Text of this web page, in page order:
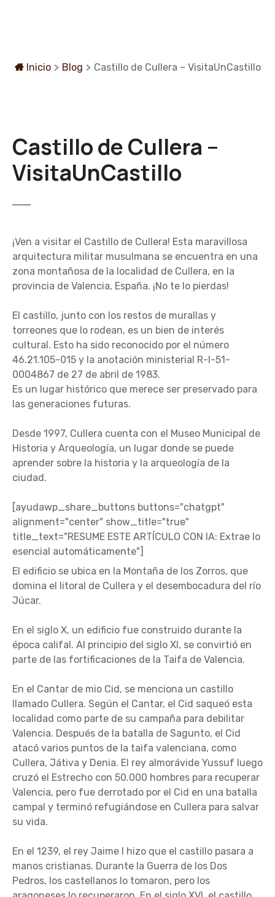
Inicio > Blog > Castillo de Cullera – VisitaUnCastillo
Castillo de Cullera –
VisitaUnCastillo
¡Ven a visitar el Castillo de Cullera! Esta maravillosa
arquitectura militar musulmana se encuentra en una
zona montañosa de la localidad de Cullera, en la
provincia de Valencia, España. ¡No te lo pierdas!
El castillo, junto con los restos de murallas y
torreones que lo rodean, es un bien de interés
cultural. Esto ha sido reconocido por el número
46.21.105-015 y la anotación ministerial R-I-51-
0004867 de 27 de abril de 1983.
Es un lugar histórico que merece ser preservado para
las generaciones futuras.
Desde 1997, Cullera cuenta con el Museo Municipal de
Historia y Arqueología, un lugar donde se puede
aprender sobre la historia y la arqueología de la
ciudad.
[ayudawp_share_buttons buttons="chatgpt"
alignment="center" show_title="true"
title_text="RESUME ESTE ARTÍCULO CON IA: Extrae lo
esencial automáticamente"]
El edificio se ubica en la Montaña de los Zorros, que
domina el litoral de Cullera y el desembocadura del río
Júcar.
En el siglo X, un edificio fue construido durante la
época califal. Al principio del siglo XI, se convirtió en
parte de las fortificaciones de la Taifa de Valencia.
En el Cantar de mio Cid, se menciona un castillo
llamado Cullera. Según el Cantar, el Cid saqueó esta
localidad como parte de su campaña para debilitar
Valencia. Después de la batalla de Sagunto, el Cid
atacó varios puntos de la taifa valenciana, como
Cullera, Játiva y Denia. El rey almorávide Yussuf luego
cruzó el Estrecho con 50.000 hombres para recuperar
Valencia, pero fue derrotado por el Cid en una batalla
campal y terminó refugiándose en Cullera para salvar
su vida.
En el 1239, el rey Jaime I hizo que el castillo pasara a
manos cristianas. Durante la Guerra de los Dos
Pedros, los castellanos lo tomaron, pero los